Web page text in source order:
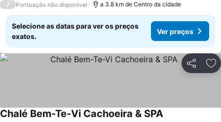
/ Pontuação não disponível a 3.8 km de Centro da cidade
Selecione as datas para ver os preços
exatos.
Ver preços
Partilhar
Chalé Bem-Te-Vi Cachoeira & SPAVer preços